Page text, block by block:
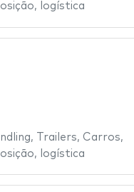
, logística
, Trailers, Carros,
, logística